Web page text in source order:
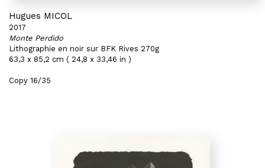
Hugues MICOL
2017
Monte Perdido
Lithographie en noir sur BFK Rives 270g
63,3 x 85,2 cm ( 24,8 x 33,46 in )
Copy 16/35